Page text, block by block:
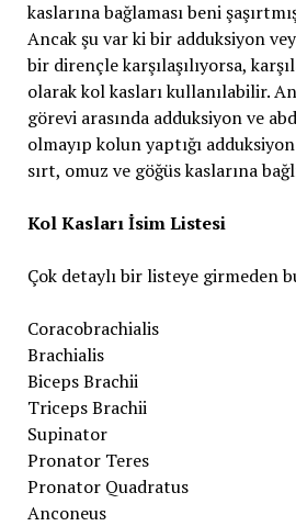
kaslarına bağlaması beni
Ancak şu var ki bir adduksiyon
bir dirençle karşılaşılıyorsa,
olarak kol kasları kullanılabilir.
görevi arasında adduksiyon ve
olmayıp kolun yaptığı
sırt, omuz ve göğüs kaslarına
Kol Kasları İsim Listesi
Çok detaylı bir listeye girmeden
Coracobrachialis
Brachialis
Biceps Brachii
Triceps Brachii
Supinator
Pronator Teres
Pronator Quadratus
Anconeus